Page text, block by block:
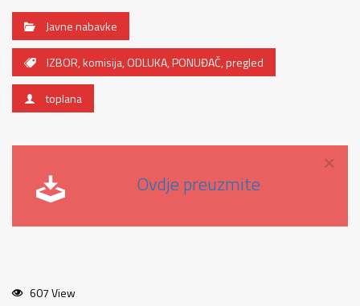
Javne nabavke
IZBOR,komisija,ODLUKA,PONUĐAČ,pregled
toplana
Ovdje preuzmite
×
607 View